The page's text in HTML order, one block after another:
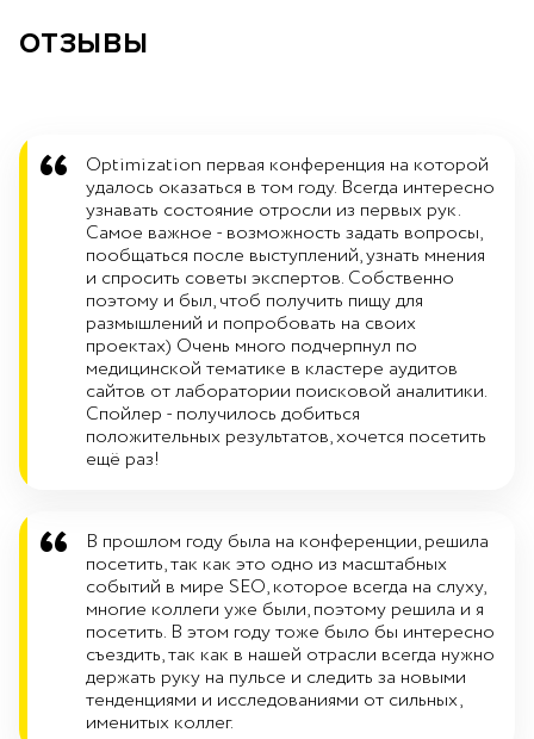
ОТЗЫВЫ
Optimization первая конференция на которой
удалось оказаться в том году. Всегда интересно
узнавать состояние отросли из первых рук.
Самое важное - возможность задать вопросы,
пообщаться после выступлений, узнать мнения
и спросить советы экспертов. Собственно
поэтому и был, чтоб получить пищу для
размышлений и попробовать на своих
проектах) Очень много подчерпнул по
медицинской тематике в кластере аудитов
сайтов от лаборатории поисковой аналитики.
Спойлер - получилось добиться
положительных результатов, хочется посетить
ещё раз!
В прошлом году была на конференции, решила
посетить, так как это одно из масштабных
событий в мире SEO, которое всегда на слуху,
многие коллеги уже были, поэтому решила и я
посетить. В этом году тоже было бы интересно
съездить, так как в нашей отрасли всегда нужно
держать руку на пульсе и следить за новыми
тенденциями и исследованиями от сильных,
именитых коллег.